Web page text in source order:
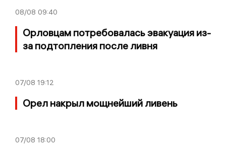
08/08 09:40
Орловцам потребовалась эвакуация из-
за подтопления после ливня
07/08 19:12
Орел накрыл мощнейший ливень
07/08 18:00